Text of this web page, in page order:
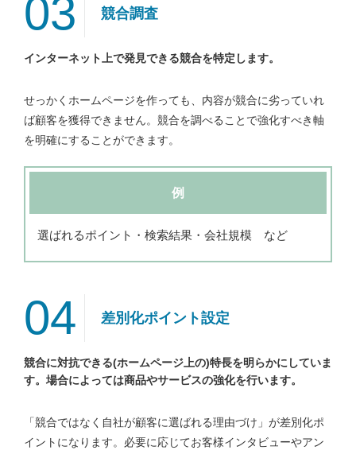
03 競合調査
インターネット上で発見できる競合を特定します。
せっかくホームページを作っても、内容が競合に劣っていれ
ば顧客を獲得できません。競合を調べることで強化すべき軸
を明確にすることができます。
例
選ばれるポイント・検索結果・会社規模 など
04 差別化ポイント設定
競合に対抗できる(ホームページ上の)特長を明らかにしていま
す。場合によっては商品やサービスの強化を行います。
「競合ではなく自社が顧客に選ばれる理由づけ」が差別化ポ
イントになります。必要に応じてお客様インタビューやアン